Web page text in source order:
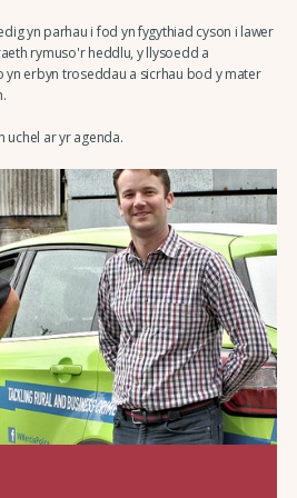
yn parhau i fod yn fygythiad cyson i lawer
rymuso'r heddlu, y llysoedd a
yn erbyn troseddau a sicrhau bod y mater
uchel ar yr agenda.